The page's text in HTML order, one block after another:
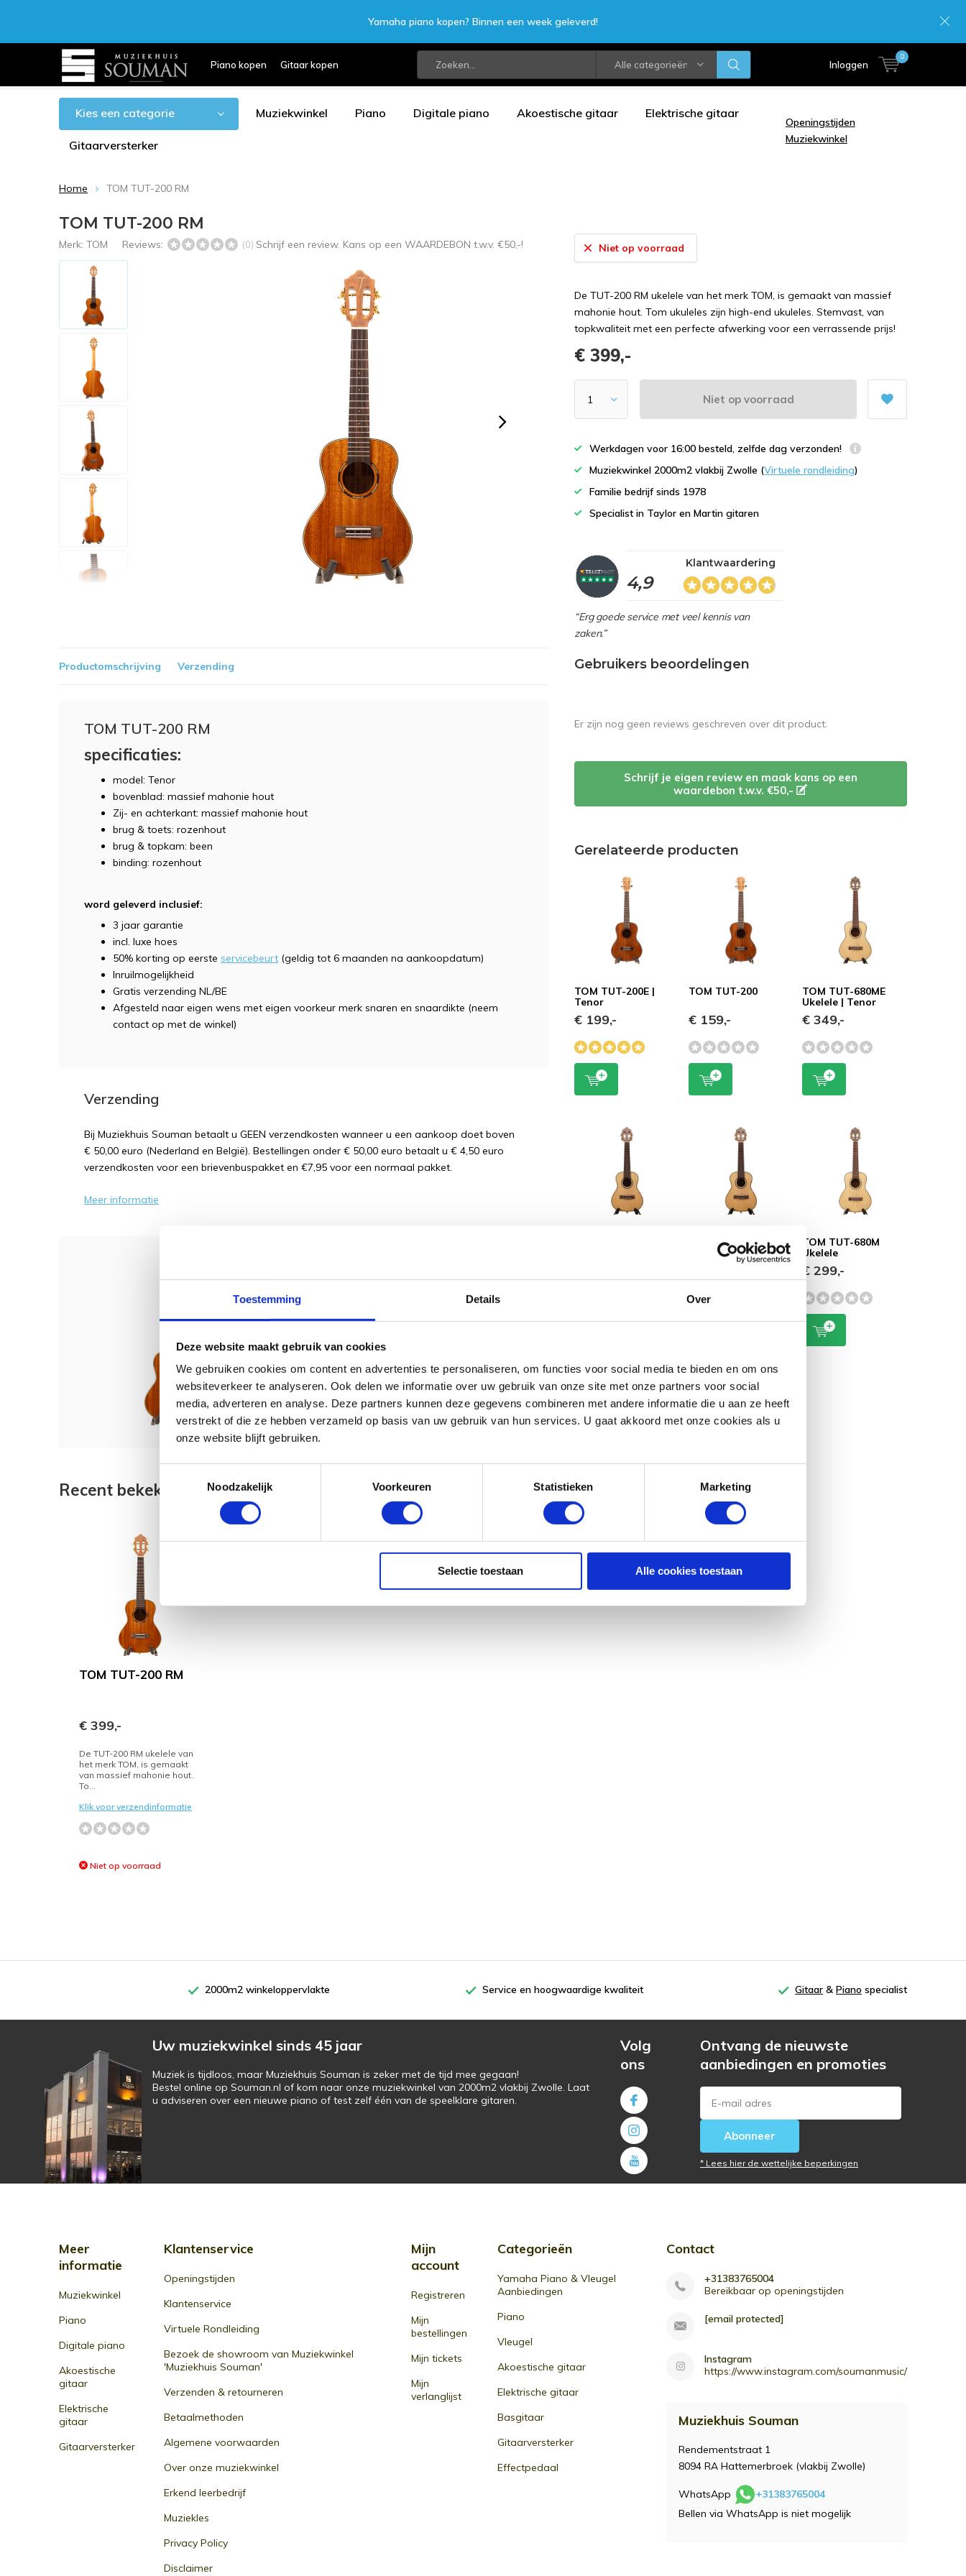
Toestemming Details Over
Deze website maakt gebruik van cookies
We gebruiken cookies om content en advertenties te personaliseren, om functies voor social media te bieden en om ons
websiteverkeer te analyseren. Ook delen we informatie over uw gebruik van onze site met onze partners voor social
media, adverteren en analyse. Deze partners kunnen deze gegevens combineren met andere informatie die u aan ze heeft
verstrekt of die ze hebben verzameld op basis van uw gebruik van hun services. U gaat akkoord met onze cookies als u
onze website blijft gebruiken.
Noodzakelijk
Voorkeuren Statistieken Marketing
Selectie toestaan Alle cookies toestaan
Piano kopen Gitaar kopen Alle categorieën Inloggen
0
Yamaha piano kopen? Binnen een week geleverd!
Kies een categorie Muziekwinkel Piano Digitale piano Akoestische gitaar Elektrische gitaar
Gitaarversterker
Openingstijden
Muziekwinkel
Home TOM TUT-200 RM
TOM TUT-200 RM
Merk: TOM Reviews: (0) Schrijf een review. Kans op een WAARDEBON t.w.v. €50,-! Niet op voorraad
De TUT-200 RM ukelele van het merk TOM, is gemaakt van massief
mahonie hout. Tom ukuleles zijn high-end ukuleles. Stemvast, van
topkwaliteit met een perfecte afwerking voor een verrassende prijs!
€ 399,-
Niet op voorraad
Werkdagen voor 16:00 besteld, zelfde dag verzonden!
Muziekwinkel 2000m2 vlakbij Zwolle (Virtuele rondleiding)
Familie bedrijf sinds 1978
Specialist in Taylor en Martin gitaren
4,9
Klantwaardering
“Erg goede service met veel kennis van
zaken.”
Productomschrijving Verzending
TOM TUT-200 RM
specificaties:
model: Tenor
bovenblad: massief mahonie hout
Zij- en achterkant: massief mahonie hout
brug & toets: rozenhout
brug & topkam: been
binding: rozenhout
word geleverd inclusief:
3 jaar garantie
incl. luxe hoes
50% korting op eerste servicebeurt (geldig tot 6 maanden na aankoopdatum)
Inruilmogelijkheid
Gratis verzending NL/BE
Afgesteld naar eigen wens met eigen voorkeur merk snaren en snaardikte (neem
contact op met de winkel)
Verzending
Bij Muziekhuis Souman betaalt u GEEN verzendkosten wanneer u een aankoop doet boven
€ 50,00 euro (Nederland en België). Bestellingen onder € 50,00 euro betaalt u € 4,50 euro
verzendkosten voor een brievenbuspakket en €7,95 voor een normaal pakket.
Meer informatie
Dit wordt 'm!
€ 399,- Niet op voorraad
Gebruikers beoordelingen
Er zijn nog geen reviews geschreven over dit product.
Schrijf je eigen review en maak kans op een
waardebon t.w.v. €50,-
Gerelateerde producten
TOM TUT-200E |
Tenor
€ 199,-
TOM TUT-200
€ 159,-
TOM TUT-680ME
Ukelele | Tenor
€ 349,-
TOM TUC-680M
Ukelele
TOM TUT-680M
Ukelele
€ 299,-
Recent bekeken
TOM TUT-200 RM
€ 399,-
De TUT-200 RM ukelele van
het merk TOM, is gemaakt
van massief mahonie hout.
To...
Klik voor verzendinformatie
Niet op voorraad
2000m2 winkeloppervlakte Service en hoogwaardige kwaliteit Gitaar & Piano specialist
Uw muziekwinkel sinds 45 jaar
Muziek is tijdloos, maar Muziekhuis Souman is zeker met de tijd mee gegaan!
Bestel online op Souman.nl of kom naar onze muziekwinkel van 2000m2 vlakbij Zwolle. Laat
u adviseren over een nieuwe piano of test zelf één van de speelklare gitaren.
Volg
ons
Ontvang de nieuwste
aanbiedingen en promoties
Abonneer
* Lees hier de wettelijke beperkingen
Meer
informatie
Muziekwinkel
Piano
Digitale piano
Akoestische
gitaar
Elektrische
gitaar
Gitaarversterker
Klantenservice
Openingstijden
Klantenservice
Virtuele Rondleiding
Bezoek de showroom van Muziekwinkel
'Muziekhuis Souman'
Verzenden & retourneren
Betaalmethoden
Algemene voorwaarden
Over onze muziekwinkel
Erkend leerbedrijf
Muziekles
Privacy Policy
Disclaimer
Mijn
account
Registreren
Mijn
bestellingen
Mijn tickets
Mijn
verlanglijst
Categorieën
Yamaha Piano & Vleugel
Aanbiedingen
Piano
Vleugel
Akoestische gitaar
Elektrische gitaar
Basgitaar
Gitaarversterker
Effectpedaal
Contact
+31383765004
Bereikbaar op openingstijden
[email protected]
Instagram
https://www.instagram.com/soumanmusic/
Muziekhuis Souman
Rendementstraat 1
8094 RA Hattemerbroek (vlakbij Zwolle)
WhatsApp
+31383765004
Bellen via WhatsApp is niet mogelijk